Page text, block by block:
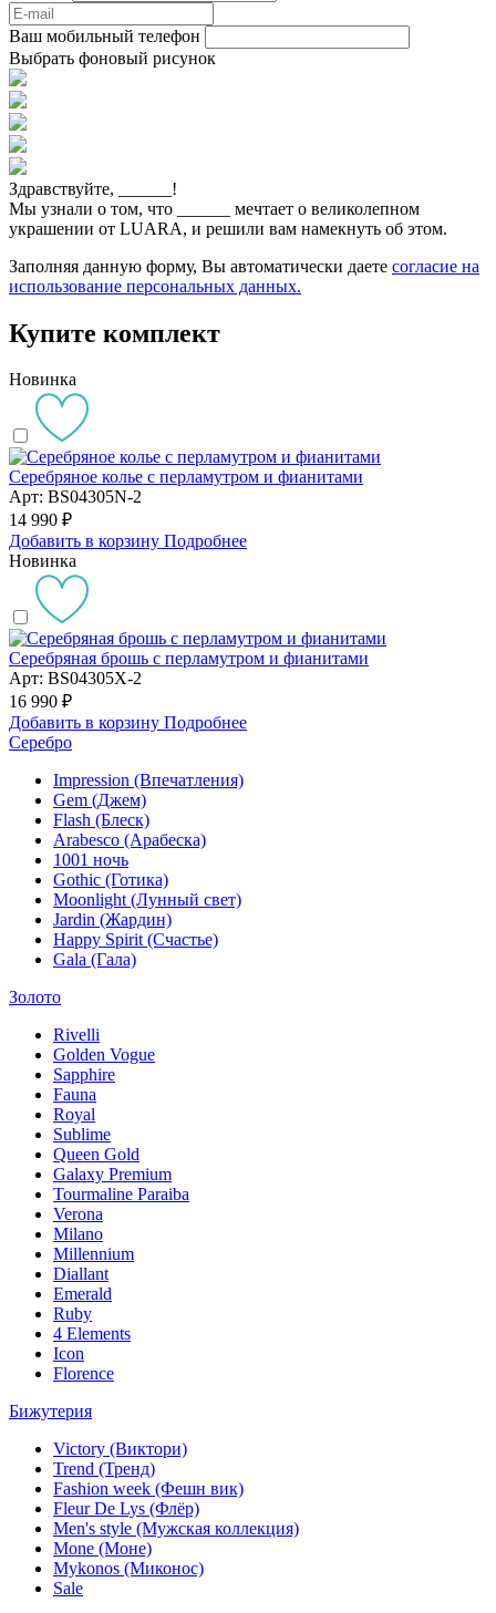
Ваш мобильный телефон
Выбрать фоновый рисунок
Здравствуйте,
!
Мы узнали о том, что
мечтает о великолепном
украшении от LUARA, и решили вам намекнуть об этом.
Заполняя данную форму, Вы автоматически даете согласие на
использование персональных данных.
Купите комплект
Новинка
Серебряное колье с перламутром и фианитами
Арт: BS04305N-2
14 990 ₽
Добавить в корзину Подробнее
Новинка
Серебряная брошь с перламутром и фианитами
Арт: BS04305X-2
16 990 ₽
Добавить в корзину Подробнее
Серебро
Impression (Впечатления)
Gem (Джем)
Flash (Блеск)
Arabesco (Арабеска)
1001 ночь
Gothic (Готика)
Moonlight (Лунный свет)
Jardin (Жардин)
Happy Spirit (Счастье)
Gala (Гала)
Золото
Rivelli
Golden Vogue
Sapphire
Fauna
Royal
Sublime
Queen Gold
Galaxy Premium
Tourmaline Paraiba
Verona
Milano
Millennium
Diallant
Emerald
Ruby
4 Elements
Icon
Florence
Бижутерия
Victory (Виктори)
Trend (Тренд)
Fashion week (Фешн вик)
Fleur De Lys (Флёр)
Men's style (Мужская коллекция)
Mone (Моне)
Mykonos (Миконос)
Sale